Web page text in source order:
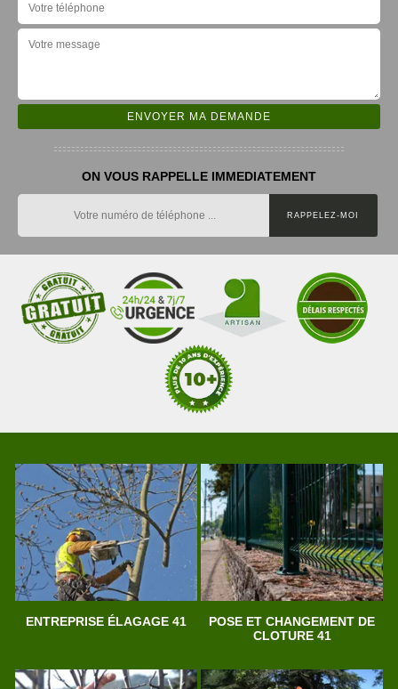
ON VOUS RAPPELLE IMMEDIATEMENT
ENTREPRISE ÉLAGAGE 41
POSE ET CHANGEMENT DE
CLOTURE 41